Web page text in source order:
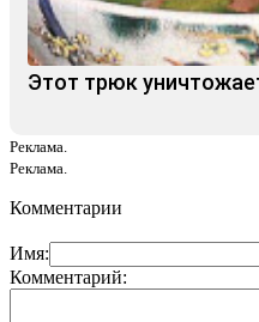
Этот трюк
Реклама.
Реклама.
Комментарии
Имя:
Комментарий: